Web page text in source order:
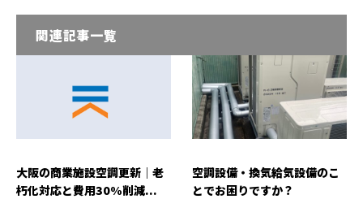
関連記事一覧
大阪の商業施設空調更新｜老
朽化対応と費用30%削減...
空調設備・換気給気設備のこ
とでお困りですか？